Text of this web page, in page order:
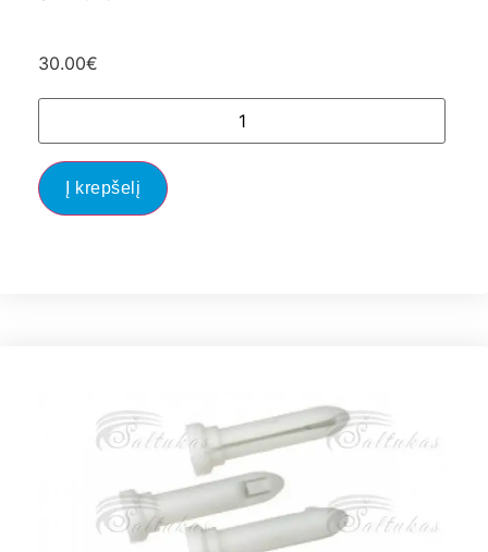
30.00€
Į krepšelį